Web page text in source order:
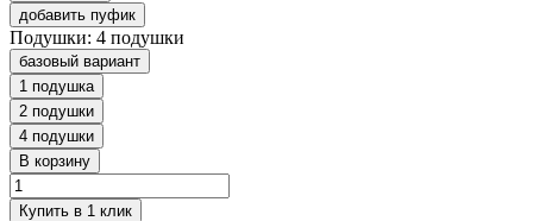
добавить пуфик
Подушки: 4 подушки
базовый вариант
1 подушка
2 подушки
4 подушки
В корзину
Купить в 1 клик